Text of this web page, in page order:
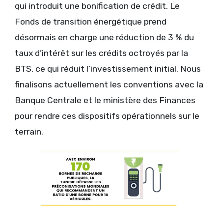
qui introduit une bonification de crédit. Le
Fonds de transition énergétique prend
désormais en charge une réduction de 3 % du
taux d’intérêt sur les crédits octroyés par la
BTS, ce qui réduit l’investissement initial. Nous
finalisons actuellement les conventions avec la
Banque Centrale et le ministère des Finances
pour rendre ces dispositifs opérationnels sur le
terrain.